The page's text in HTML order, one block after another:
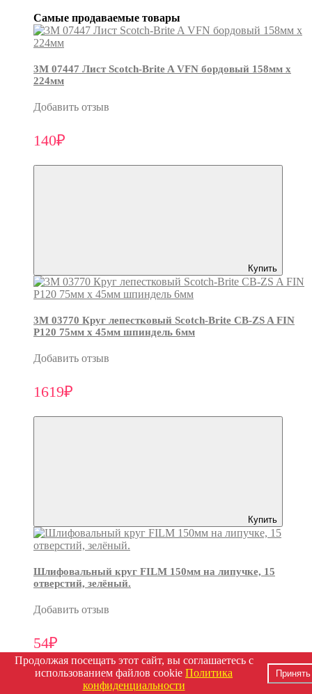
Самые продаваемые товары
3М 07447 Лист Scotch-Brite A VFN бордовый 158мм х
224мм
Добавить отзыв
140₽
Купить
3М 03770 Круг лепестковый Scotch-Brite CB-ZS A FIN
P120 75мм х 45мм шпиндель 6мм
Добавить отзыв
1619₽
Купить
Шлифовальный круг FILM 150мм на липучке, 15
отверстий, зелёный.
Добавить отзыв
54₽
Продолжая посещать этот сайт, вы соглашаетесь с
использованием файлов cookie Политика
конфиденциальности
Принять